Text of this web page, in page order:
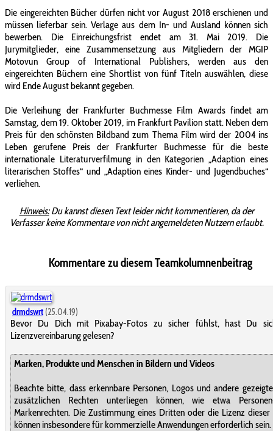
Die eingereichten Bücher dürfen nicht vor August 2018 erschienen und
müssen lieferbar sein. Verlage aus dem In- und Ausland können sich
bewerben. Die Einreichungsfrist endet am 31. Mai 2019. Die
Jurymitglieder, eine Zusammensetzung aus Mitgliedern der MGIP
Motovun Group of International Publishers, werden aus den
eingereichten Büchern eine Shortlist von fünf Titeln auswählen, diese
wird Ende August bekannt gegeben.
Die Verleihung der Frankfurter Buchmesse Film Awards findet am
Samstag, dem 19. Oktober 2019, im Frankfurt Pavilion statt. Neben dem
Preis für den schönsten Bildband zum Thema Film wird der 2004 ins
Leben gerufene Preis der Frankfurter Buchmesse für die beste
internationale Literaturverfilmung in den Kategorien „Adaption eines
literarischen Stoffes“ und „Adaption eines Kinder- und Jugendbuches“
verliehen.
Hinweis:Du kannst diesen Text leider nicht kommentieren, da der
Verfasser keine Kommentare von nicht angemeldeten Nutzern erlaubt.
Kommentare zu diesem Teamkolumnenbeitrag
drmdswrt (25.04.19)
Bevor Du Dich mit Pixabay-Fotos zu sicher fühlst, hast Du
Lizenzvereinbarung gelesen?
Marken, Produkte und Menschen in Bildern und Videos
Beachte bitte, dass erkennbare Personen, Logos und andere
zusätzlichen Rechten unterliegen können, wie etwa
Markenrechten. Die Zustimmung eines Dritten oder die Lizenz dieser
können insbesondere für kommerzielle Anwendungen erforderlich sein.